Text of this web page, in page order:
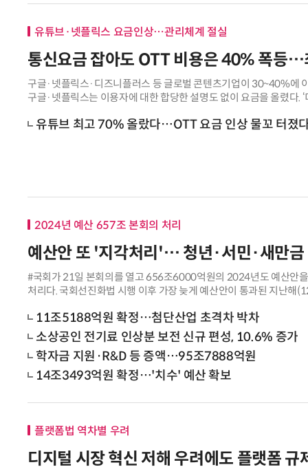
유튜브·넷플릭스 요금인상…관리체계 절실
통신요금 잡아도 OTT 비용은 40% 폭등…
구글·넷플릭스·디즈니플러스 등 글로벌 콘텐츠기업이 30~40%에
구글·넷플릭스는 이용자에 대한 합당한 설명도 없이 요금을 올렸다.
유튜브 최고 70% 올랐다…OTT 요금 인상 물꼬 터졌
2024년 예산 657조 본회의 처리
예산안 또 '지각처리'… 청년·서민·새만금
#국회가 21일 본회의를 열고 656조6000억원의 2024년도 예산안
처리다. 국회선진화법 시행 이후 가장 늦게 예산안이 통과된 지난해
11조5188억원 확정…첨단산업 초격차 박차
소상공인 전기료 인상분 보전 신규 편성, 10.6% 증가
학자금 지원·R&D 등 증액…95조7888억원
14조3493억원 확정…'치수' 예산 확보
플랫폼법 역차별 우려
디지털 시장 혁신 저해 우려에도 플랫폼